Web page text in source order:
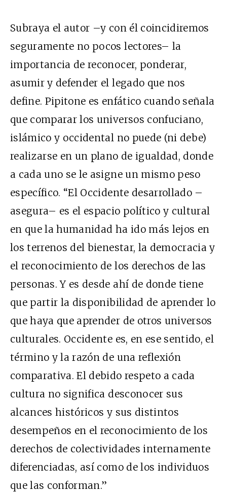
Subraya el autor –y con él coincidiremos
seguramente no pocos lectores– la
importancia de reconocer, ponderar,
asumir y defender el legado que nos
define. Pipitone es enfático cuando señala
que comparar los universos confuciano,
islámico y occidental no puede (ni debe)
realizarse en un plano de igualdad, donde
a cada uno se le asigne un mismo peso
específico. “El Occidente desarrollado –
asegura– es el espacio político y cultural
en que la humanidad ha ido más lejos en
los terrenos del bienestar, la democracia y
el reconocimiento de los derechos de las
personas. Y es desde ahí de donde tiene
que partir la disponibilidad de aprender lo
que haya que aprender de otros universos
culturales. Occidente es, en ese sentido, el
término y la razón de una reflexión
comparativa. El debido respeto a cada
cultura no significa desconocer sus
alcances históricos y sus distintos
desempeños en el reconocimiento de los
derechos de colectividades internamente
diferenciadas, así como de los individuos
que las conforman.”